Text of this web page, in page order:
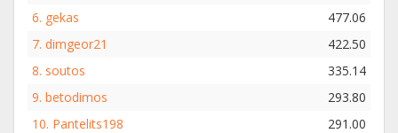
6. gekas
477.06
7. dimgeor21
422.50
8. soutos
335.14
9. betodimos
293.80
10. Pantelits198 291.00